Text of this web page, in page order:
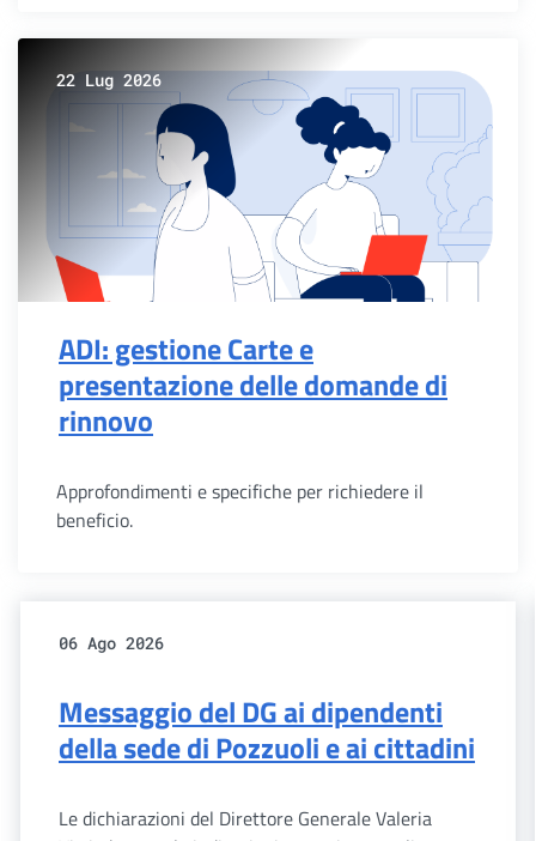
22 Lug 2026
ADI: gestione Carte e
presentazione delle domande di
rinnovo
Approfondimenti e specifiche per richiedere il
beneficio.
06 Ago 2026
Messaggio del DG ai dipendenti
della sede di Pozzuoli e ai cittadini
Le dichiarazioni del Direttore Generale Valeria